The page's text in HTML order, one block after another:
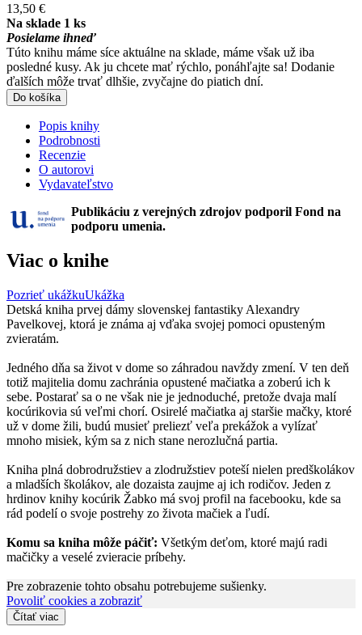
13,50 €
Na sklade 1 ks
Posielame ihneď
Túto knihu máme síce aktuálne na sklade, máme však už iba
posledné kusy. Ak ju chcete mať rýchlo, ponáhľajte sa! Dodanie
ďalších môže trvať dlhšie, zvyčajne do piatich dní.
Do košíka
Popis knihy
Podrobnosti
Recenzie
O autorovi
Vydavateľstvo
Publikáciu z verejných zdrojov podporil Fond na
podporu umenia.
Viac o knihe
Pozrieť ukážkuUkážka
Detská kniha prvej dámy slovenskej fantastiky Alexandry
Pavelkovej, ktorá je známa aj vďaka svojej pomoci opusteným
zvieratám.
Jedného dňa sa život v dome so záhradou navždy zmení. V ten deň
totiž majitelia domu zachránia opustené mačiatka a zoberú ich k
sebe. Postarať sa o ne však nie je jednoduché, pretože dvaja malí
kocúrikovia sú veľmi chorí. Osirelé mačiatka aj staršie mačky, ktoré
už v dome žili, budú musieť preliezť veľa prekážok a vylízať
mnoho misiek, kým sa z nich stane nerozlučná partia.
Kniha plná dobrodružstiev a zlodružstiev poteší nielen predškolákov
a mladších školákov, ale dozaista zaujme aj ich rodičov. Jeden z
hrdinov knihy kocúrik Žabko má svoj profil na facebooku, kde sa
rád podelí o svoje postrehy zo života mačiek a ľudí.
Komu sa kniha môže páčiť: Všetkým deťom, ktoré majú radi
mačičky a veselé zvieracie príbehy.
Pre zobrazenie tohto obsahu potrebujeme sušienky.
Povoliť cookies a zobraziť
Čítať viac